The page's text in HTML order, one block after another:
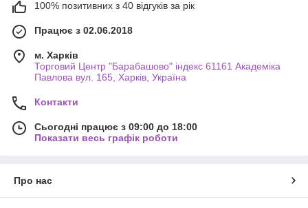
100% позитивних з 40 відгуків за рік
Працює з 02.06.2018
м. Харків
Торговий Центр "Барабашово" індекс 61161 Академіка
Павлова вул. 165, Харків, Україна
Контакти
Сьогодні працює з 09:00 до 18:00
Показати весь графік роботи
Про нас